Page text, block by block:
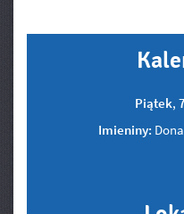
Piątek, 7
Imieniny: